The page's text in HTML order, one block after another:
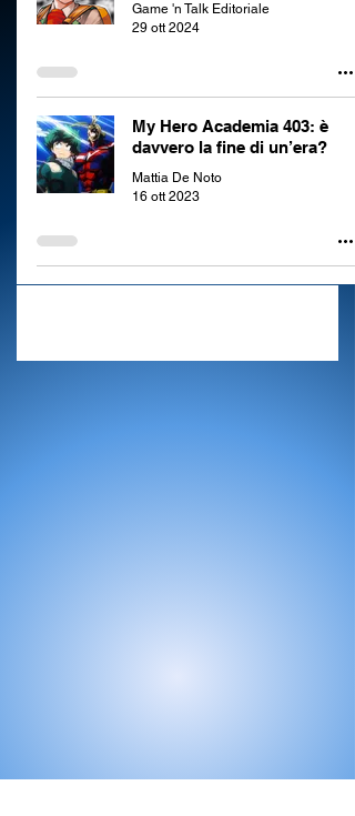
Game 'n Talk Editoriale
29 ott 2024
My Hero Academia 403: è
davvero la fine di un’era?
Mattia De Noto
16 ott 2023